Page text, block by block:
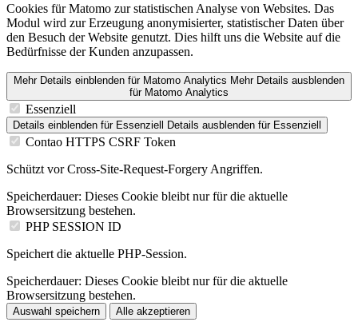
Cookies für Matomo zur statistischen Analyse von Websites. Das
Modul wird zur Erzeugung anonymisierter, statistischer Daten über
den Besuch der Website genutzt. Dies hilft uns die Website auf die
Bedürfnisse der Kunden anzupassen.
Mehr Details einblenden für Matomo Analytics Mehr Details ausblenden
für Matomo Analytics
Essenziell
Details einblenden für Essenziell Details ausblenden für Essenziell
Contao HTTPS CSRF Token
Schützt vor Cross-Site-Request-Forgery Angriffen.
Speicherdauer: Dieses Cookie bleibt nur für die aktuelle
Browsersitzung bestehen.
PHP SESSION ID
Speichert die aktuelle PHP-Session.
Speicherdauer: Dieses Cookie bleibt nur für die aktuelle
Browsersitzung bestehen.
Auswahl speichern Alle akzeptieren